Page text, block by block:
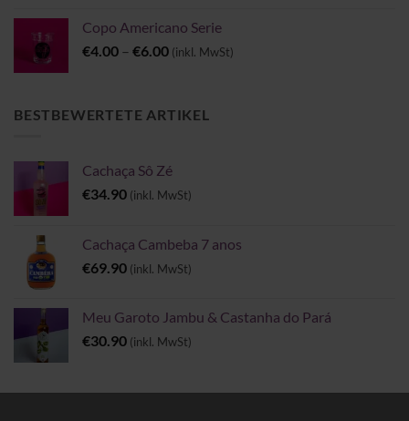
Copo Americano Serie
€4.00 – €6.00Preisspanne:
€6.00
(inkl. MwSt)
BESTBEWERTETE ARTIKEL
Cachaça Sô Zé
€34.90 (inkl. MwSt)
Cachaça Cambeba 7 anos
€69.90 (inkl. MwSt)
Meu Garoto Jambu & Castanha do Pará
€30.90 (inkl. MwSt)